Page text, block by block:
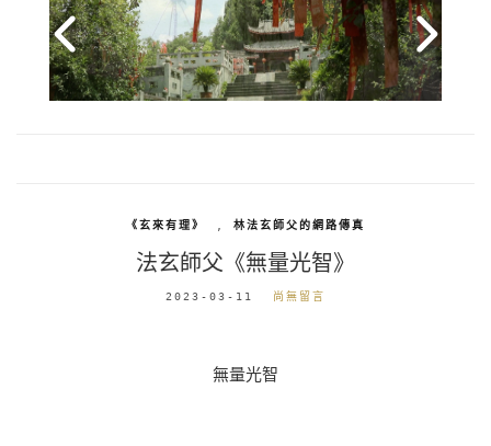
《玄來有理》 林法玄師父的網路傳真
法玄師父《無量光智》
2023-03-11 尚無留言
無量光智